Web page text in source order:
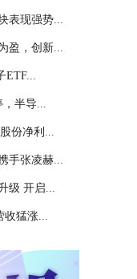
表现强势...
盈，创新...
ETF...
，半导...
份净利...
手张凌赫...
级 开启...
收猛涨...